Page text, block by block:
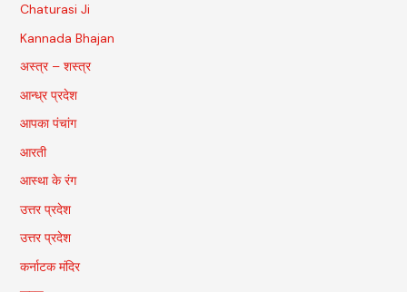
Chaturasi Ji
Kannada Bhajan
अस्त्र – शस्त्र
आन्ध्र प्रदेश
आपका पंचांग
आरती
आस्था के रंग
उत्तर प्रदेश
उत्तर प्रदेश
कर्नाटक मंदिर